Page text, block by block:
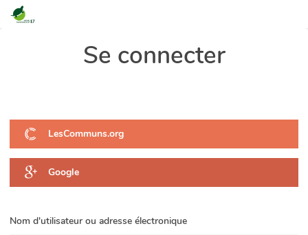
Les arbres remarquables de Charente
Maritime
Se connecter
LesCommuns.org
Google
Nom d'utilisateur ou adresse électronique